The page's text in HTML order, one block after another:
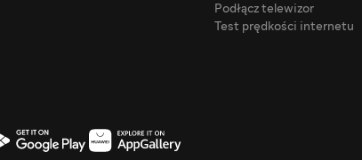
Podłącz telewizor
Test prędkości internetu